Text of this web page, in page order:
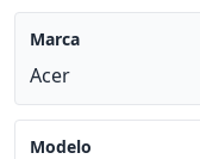
Marca
Acer
Modelo